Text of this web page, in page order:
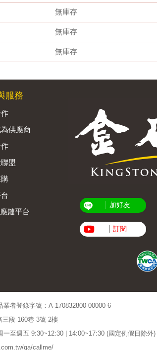
無庫存
無庫存
無庫存
服務
供應商
盟
鏈平台
加好友
訂閱
業者登錄字號：A-170832800-00000-6
段 160巷 3號 2樓
一至週五 9:30~12:30 | 14:00~17:30 (國定例假日除外)
qa/callme/